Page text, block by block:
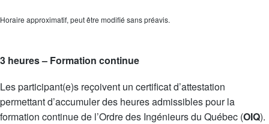
Horaire approximatif, peut être modifié sans préavis.
3 heures – Formation continue
Les participant(e)s reçoivent un certificat d’attestation
permettant d’accumuler des heures admissibles pour la
formation continue de l’Ordre des Ingénieurs du Québec (OIQ).